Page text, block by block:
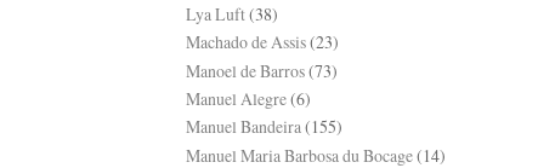
Lya Luft(38)
Machado de Assis(23)
Manoel de Barros(73)
Manuel Alegre(6)
Manuel Bandeira(155)
Manuel Maria Barbosa du Bocage(14)